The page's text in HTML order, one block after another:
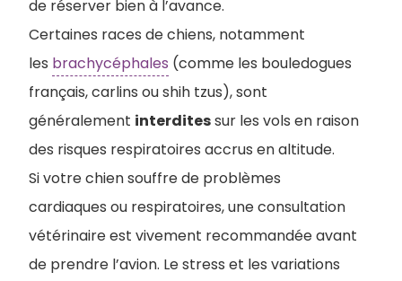
de réserver bien à l’avance.
Certaines races de chiens, notamment
les brachycéphales (comme les bouledogues
français, carlins ou shih tzus), sont
généralement interditessur les vols en raison
des risques respiratoires accrus en altitude.
Si votre chien souffre de problèmes
cardiaques ou respiratoires, une consultation
vétérinaire est vivement recommandée avant
de prendre l’avion. Le stress et les variations